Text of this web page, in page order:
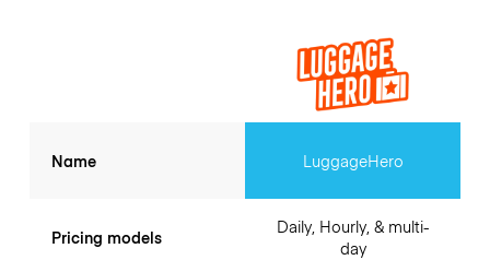
Name
Pricing models
LuggageHero
Daily, Hourly, & multi-
day